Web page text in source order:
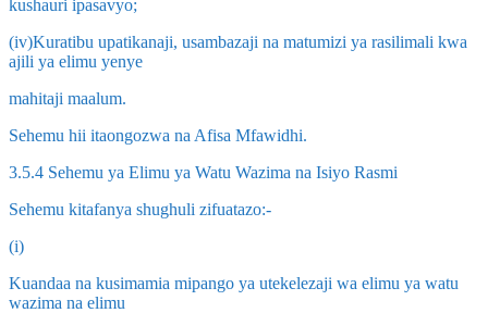
kushauri ipasavyo;
(iv)Kuratibu upatikanaji, usambazaji na matumizi ya rasilimali kwa
ajili ya elimu yenye
mahitaji maalum.
Sehemu hii itaongozwa na Afisa Mfawidhi.
3.5.4 Sehemu ya Elimu ya Watu Wazima na Isiyo Rasmi
Sehemu kitafanya shughuli zifuatazo:-
(i)
Kuandaa na kusimamia mipango ya utekelezaji wa elimu ya watu
wazima na elimu